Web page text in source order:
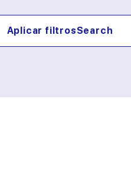
Aplicar filtrosSearch